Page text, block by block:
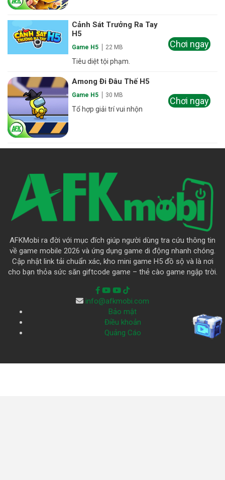
Cảnh Sát Trưởng Ra Tay
H5
Game H5 22 MB
Tiêu diệt tội phạm.
Chơi ngay
Among Đi Đâu Thế H5
Game H5 30 MB
Tổ hợp giải trí vui nhộn
Chơi ngay
AFKMobi ra đời với mục đích giúp người dùng tra cứu thông tin
về game mobile 2026 và ứng dụng game di động nhanh chóng.
Cập nhật link tải chuẩn xác, kho mini game H5 đồ sộ và là nơi
cho bạn thỏa sức săn giftcode game – thẻ cào game ngập trời.
info@afkmobi.com
Bảo mật
Điều khoản
Quảng Cáo